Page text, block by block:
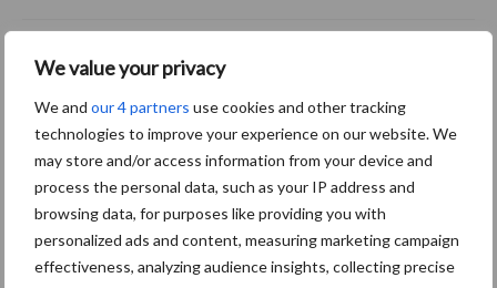
We value your privacy
We and our 4 partners use cookies and other tracking
technologies to improve your experience on our website. We
may store and/or access information from your device and
process the personal data, such as your IP address and
browsing data, for purposes like providing you with
personalized ads and content, measuring marketing campaign
effectiveness, analyzing audience insights, collecting precise
een langere levensduur
“Vraag naar praktische
hygieneoplossingen is in
Polen groter dan ooit”